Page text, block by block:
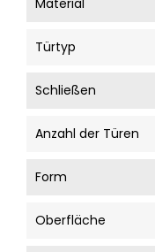
Material
Türtyp
Schließen
Anzahl der Türen
Form
Oberfläche